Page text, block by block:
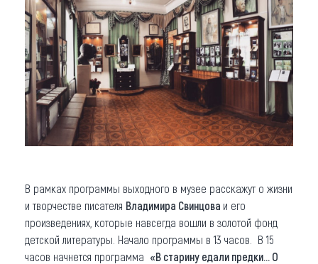
В рамках программы выходного в музее расскажут о жизни
и творчестве писателя Владимира Свинцова и его
произведениях, которые навсегда вошли в золотой фонд
детской литературы. Начало программы в 13 часов. В 15
часов начнется программа «В старину едали предки… О